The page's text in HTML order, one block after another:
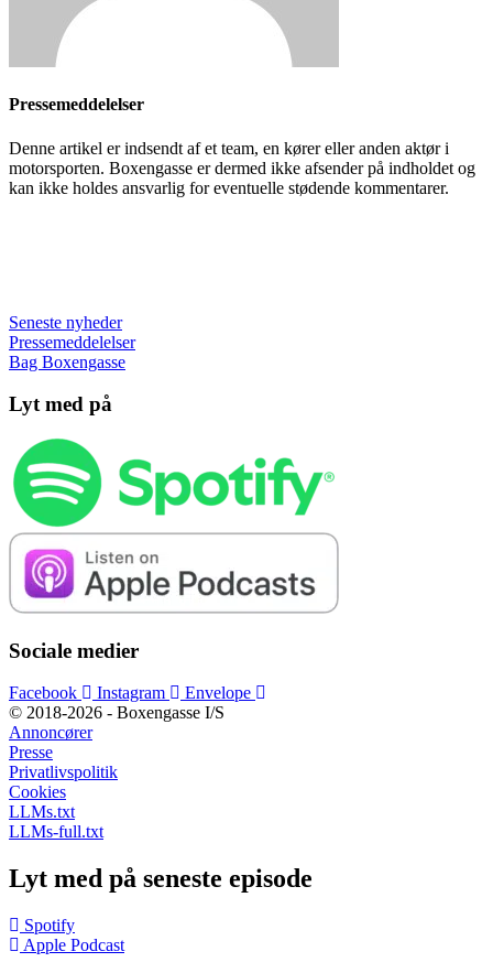
Pressemeddelelser
Denne artikel er indsendt af et team, en kører eller anden aktør i
motorsporten. Boxengasse er dermed ikke afsender på indholdet og
kan ikke holdes ansvarlig for eventuelle stødende kommentarer.
Seneste nyheder
Pressemeddelelser
Bag Boxengasse
Lyt med på
Sociale medier
Facebook Instagram
Envelope
© 2018-2026 - Boxengasse I/S
Annoncører
Presse
Privatlivspolitik
Cookies
LLMs.txt
LLMs-full.txt
Lyt med på seneste episode
Spotify
Apple Podcast